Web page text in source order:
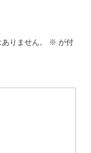
りません。 ※ が付